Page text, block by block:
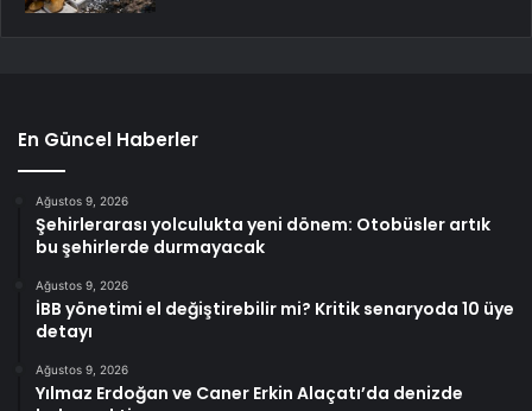
En Güncel Haberler
Ağustos 9, 2026
Şehirlerarası yolculukta yeni dönem: Otobüsler artık
bu şehirlerde durmayacak
Ağustos 9, 2026
İBB yönetimi el değiştirebilir mi? Kritik senaryoda 10 üye
detayı
Ağustos 9, 2026
Yılmaz Erdoğan ve Caner Erkin Alaçatı’da denizde